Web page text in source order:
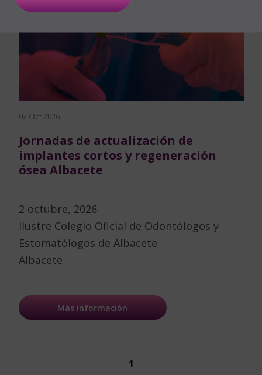
02 Oct 2026
Jornadas de actualización de
implantes cortos y regeneración
ósea Albacete
2 octubre, 2026
Ilustre Colegio Oficial de Odontólogos y
Estomatólogos de Albacete
Albacete
Más información
1